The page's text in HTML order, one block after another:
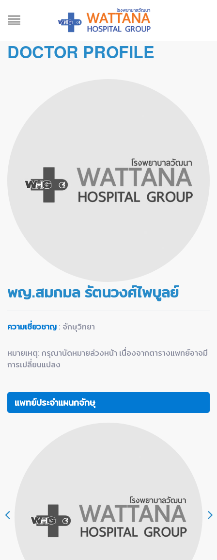
DOCTOR PROFILE
พญ.สมกมล รัตนวงศ์ไพบูลย์
ความเชี่ยวชาญ : จักษุวิทยา
หมายเหตุ: กรุณานัดหมายล่วงหน้า เนื่องจากตารางแพทย์อาจมี
การเปลี่ยนแปลง
แพทย์ประจำแผนกจักษุ